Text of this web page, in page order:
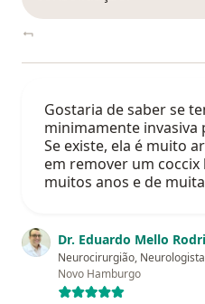
Gostaria de saber se
minimamente invasiva
Se existe, ela é muito
em remover um coccix
muitos anos e de
Dr. Eduardo Mello
Neurocirurgião, Neurologista
Novo Hamburgo